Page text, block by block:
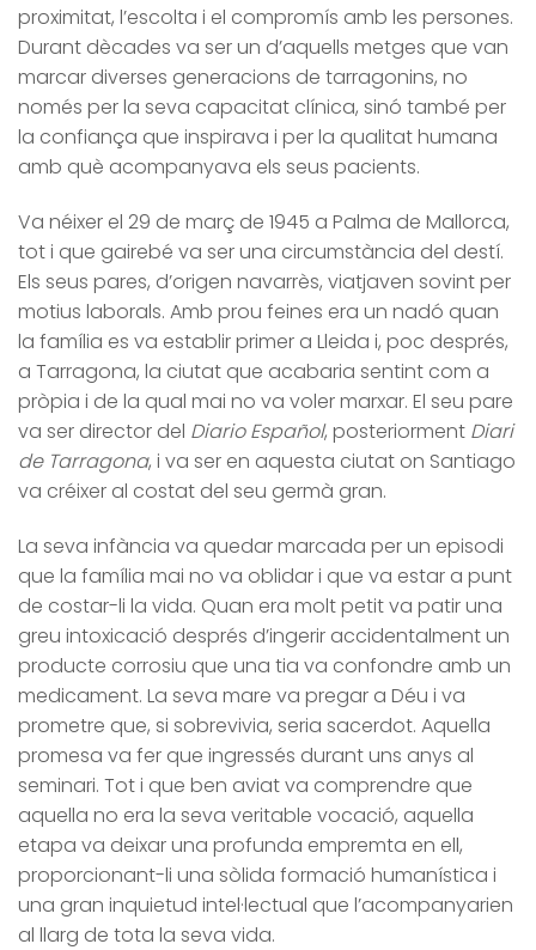
proximitat, l’escolta i el compromís amb les persones.
Durant dècades va ser un d’aquells metges que van
marcar diverses generacions de tarragonins, no
només per la seva capacitat clínica, sinó també per
la confiança que inspirava i per la qualitat humana
amb què acompanyava els seus pacients.
Va néixer el 29 de març de 1945 a Palma de Mallorca,
tot i que gairebé va ser una circumstància del destí.
Els seus pares, d’origen navarrès, viatjaven sovint per
motius laborals. Amb prou feines era un nadó quan
la família es va establir primer a Lleida i, poc després,
a Tarragona, la ciutat que acabaria sentint com a
pròpia i de la qual mai no va voler marxar. El seu pare
va ser director del Diario Español, posteriorment Diari
de Tarragona, i va ser en aquesta ciutat on Santiago
va créixer al costat del seu germà gran.
La seva infància va quedar marcada per un episodi
que la família mai no va oblidar i que va estar a punt
de costar-li la vida. Quan era molt petit va patir una
greu intoxicació després d’ingerir accidentalment un
producte corrosiu que una tia va confondre amb un
medicament. La seva mare va pregar a Déu i va
prometre que, si sobrevivia, seria sacerdot. Aquella
promesa va fer que ingressés durant uns anys al
seminari. Tot i que ben aviat va comprendre que
aquella no era la seva veritable vocació, aquella
etapa va deixar una profunda empremta en ell,
proporcionant-li una sòlida formació humanística i
una gran inquietud intel·lectual que l’acompanyarien
al llarg de tota la seva vida.